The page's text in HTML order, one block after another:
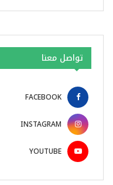
تواصل معنا
FACEBOOK
INSTAGRAM
YOUTUBE